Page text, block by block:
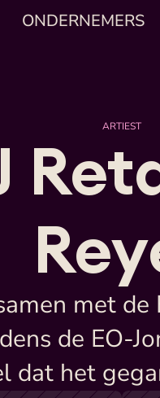
ONDERNEMERS
ARTIEST
met
de EO-
dat het